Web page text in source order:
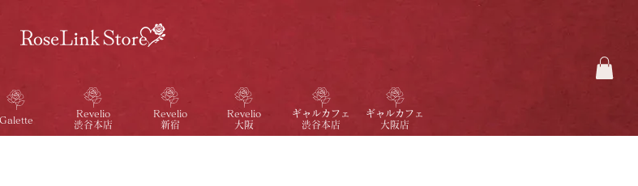
ギャルカフェ
渋谷本店
Revelio
新宿
Revelio
渋谷本店
Galette
ギャルカフェ
大阪店
Revelio
大阪